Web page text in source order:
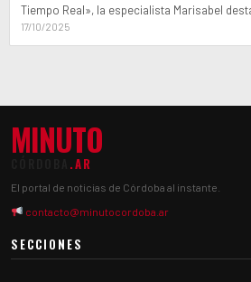
Tiempo Real», la especialista Marisabel
17/10/2025
MINUTO
.AR
El portal de noticias de Córdoba al instante.
contacto@minutocordoba.ar
SECCIONES